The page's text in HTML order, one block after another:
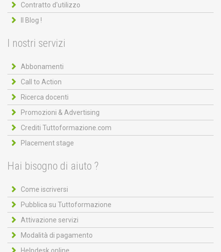
Contratto d'utilizzo
Il Blog !
I nostri servizi
Abbonamenti
Call to Action
Ricerca docenti
Promozioni & Advertising
Crediti Tuttoformazione.com
Placement stage
Hai bisogno di aiuto ?
Come iscriversi
Pubblica su Tuttoformazione
Attivazione servizi
Modalità di pagamento